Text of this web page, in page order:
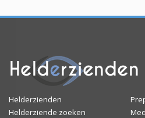
Helderzienden
Helderziende zoeken